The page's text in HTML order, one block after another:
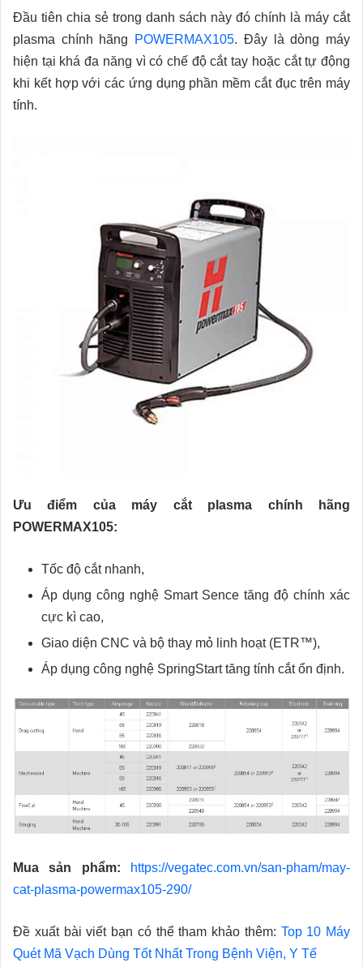
Đầu tiên chia sẻ trong danh sách này đó chính là máy cắt
plasma chính hãng
POWERMAX105. Đây là dòng máy
hiện tại khá đa năng vì có chế độ cắt tay hoặc cắt tự động
khi kết hợp với các ứng dụng phần mềm cắt đục trên máy
tính.
Ưu điểm của máy cắt plasma chính hãng
POWERMAX105:
Tốc độ cắt nhanh,
Áp dụng công nghệ Smart Sence tăng độ chính xác
cực kì cao,
Giao diện CNC và bộ thay mỏ linh hoạt (ETR™),
Áp dụng công nghệ SpringStart tăng tính cắt ổn định.
Mua sản phẩm:
https://vegatec.com.vn/san-pham/may-
cat-plasma-powermax105-290/
Đề xuất bài viết bạn có thể tham khảo thêm: Top 10 Máy
Quét Mã Vạch Dùng Tốt Nhất Trong Bệnh Viện, Y Tế